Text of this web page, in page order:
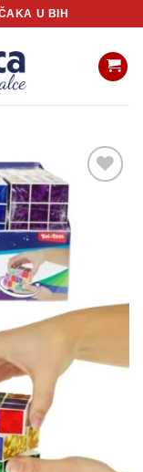
U BIH